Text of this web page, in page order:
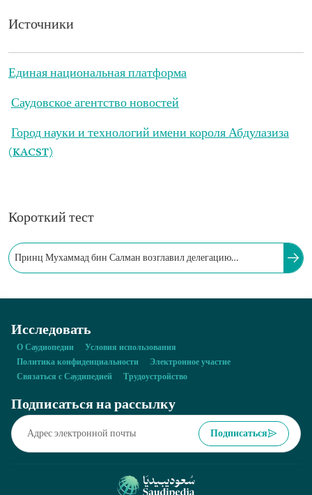
Источники
Единая национальная платформа
Саудовское агентство новостей
Город науки и технологий имени короля Абдулазиза
(KACST)
Короткий тест
Принц Мухаммад бин Салман возглавил делегацию
Исследовать
О Саудиопедии
Условия использования
Политика конфиденциальности
Электронное участие
Связаться с Саудипедией
Трудоустройство
Подписаться на рассылку
Подписаться